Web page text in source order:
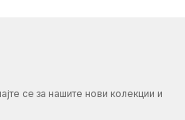
се за нашите нови колекции и